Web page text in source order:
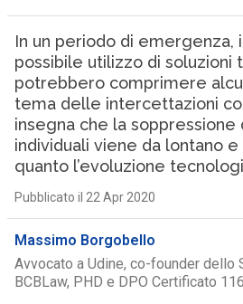
In un periodo di emergenza,
possibile utilizzo di soluzioni
potrebbero comprimere
tema delle intercettazioni
insegna che la
individuali viene da lontano
quanto l’evoluzione
Pubblicato il 22 Apr 2020
Massimo Borgobello
Avvocato a Udine, co-founder dello
BCBLaw, PHD e DPO Certificato